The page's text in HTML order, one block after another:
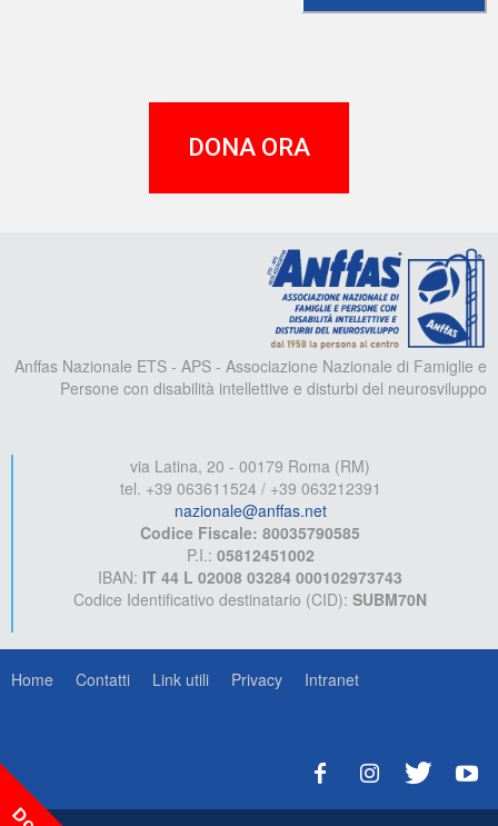
DONA ORA
Anffas Nazionale ETS - APS - Associazione Nazionale di Famiglie e
Persone con disabilità intellettive e disturbi del neurosviluppo
via Latina, 20 - 00179 Roma (RM)
tel. +39 063611524 / +39 063212391
nazionale@anffas.net
Codice Fiscale: 80035790585
P.I.: 05812451002
IBAN: IT 44 L 02008 03284 000102973743
Codice Identificativo destinatario (CID): SUBM70N
Home Contatti Link utili Privacy Intranet